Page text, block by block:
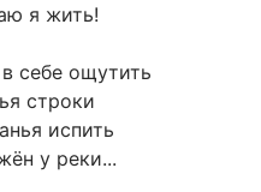
я жить!
себе ощутить
строки
испить
у реки...